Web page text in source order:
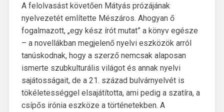
A felolvasást követően Mátyás prózájának
nyelvezetét említette Mészáros. Ahogyan ő
fogalmazott, „egy kész írót mutat” a könyv egésze
– a novellákban megjelenő nyelvi eszközök arról
tanúskodnak, hogy a szerző nemcsak alaposan
ismerte szubkulturális világot és annak nyelvi
sajátosságait, de a 21. század bulvárnyelvét is
tökéletességgel elsajátította, ami pedig a szatíra, a
csípős irónia eszköze a történetekben. A